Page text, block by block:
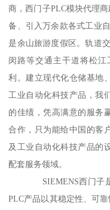
商，西门子PLC模块代理
备、引入万余款各式工业
是余山旅游度假区。轨道
闵路等交通主干道将松
利。建立现代化仓储基地
工业自动化科技产品，我
的佳绩，凭高满意的服务
合作，只为能给中国的客
及工业自动化科技产品的
配套服务领域。
SIEMENS西门子是工
PLC产品以其稳定性、可